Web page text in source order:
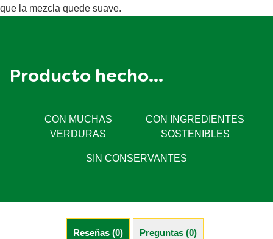
que la mezcla quede suave.
Producto hecho...
CON MUCHAS
VERDURAS
CON INGREDIENTES
SOSTENIBLES
SIN CONSERVANTES
Reseñas (0) Preguntas (0)